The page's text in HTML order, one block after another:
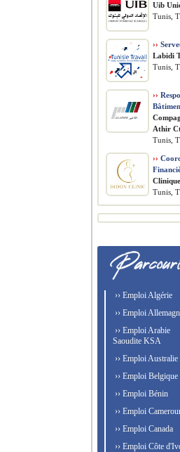
Uib
Tunis,
››
Labidi
Tunis,
››
Athir
Tunis,
››
Tunis,
›› Emploi Algérie
›› Emploi
›› Emploi Arabie
Saoudite KSA
›› Emploi Australie
›› Emploi Belgique
›› Emploi Bénin
›› Emploi
›› Emploi Canada
›› Emploi Côte